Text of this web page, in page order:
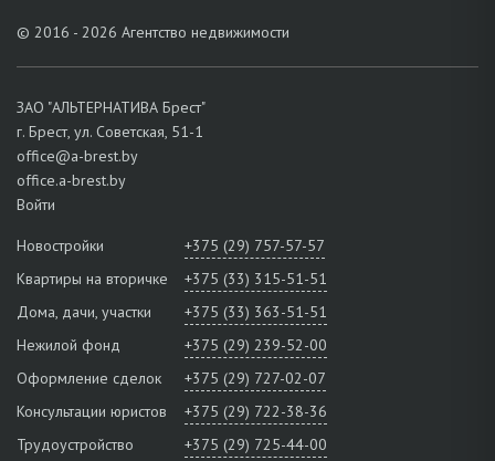
© 2016 - 2026 Агентство недвижимости
ЗАО "АЛЬТЕРНАТИВА Брест"
г. Брест, ул. Советская, 51-1
office@a-brest.by
office.a-brest.by
Войти
Новостройки
+375 (29) 757-57-57
Квартиры на вторичке
+375 (33) 315-51-51
Дома, дачи, участки
+375 (33) 363-51-51
Нежилой фонд
+375 (29) 239-52-00
Оформление сделок
+375 (29) 727-02-07
Консультации юристов
+375 (29) 722-38-36
Трудоустройство
+375 (29) 725-44-00